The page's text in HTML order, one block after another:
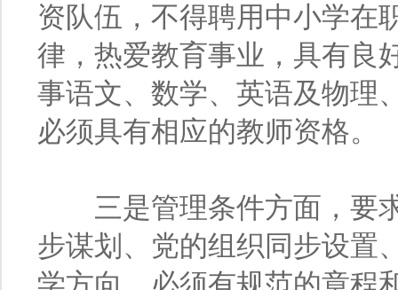
资队伍，不得聘用中小学在
律，热爱教育事业，具有良
事语文、数学、英语及物理
必须具有相应的教师资格。
三是管理条件方面，要求
步谋划、党的组织同步设置